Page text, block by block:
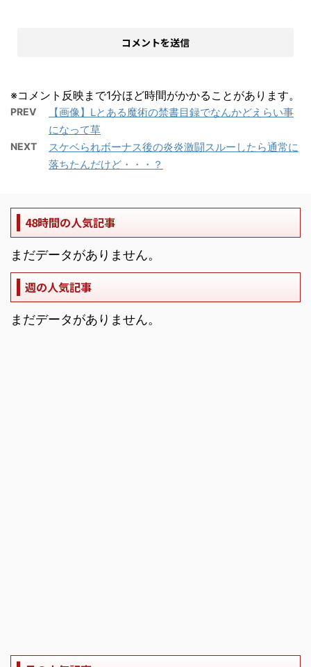
※コメント反映まで1分ほど時間がかかることがあります。
PREV
【画像】Lとある魔術の禁書目録でなんかどえらい事
になって草
NEXT
スケベられボーナス後の炎炎激闘スルーしたら通常に
落ちたんだけど・・・？
48時間の人気記事
まだデータがありません。
週の人気記事
まだデータがありません。